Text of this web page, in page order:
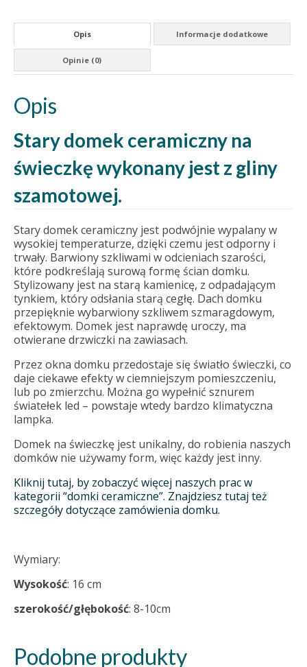
Opis Informacje dodatkowe
Opinie (0)
Opis
Stary domek ceramiczny na
świeczkę wykonany jest z gliny
szamotowej.
Stary domek ceramiczny jest podwójnie wypalany w
wysokiej temperaturze, dzięki czemu jest odporny i
trwały. Barwiony szkliwami w odcieniach szarości,
które podkreślają surową formę ścian domku.
Stylizowany jest na starą kamienicę, z odpadającym
tynkiem, który odsłania starą cegłę. Dach domku
przepięknie wybarwiony szkliwem szmaragdowym,
efektowym. Domek jest naprawdę uroczy, ma
otwierane drzwiczki na zawiasach.
Przez okna domku przedostaje się światło świeczki, co
daje ciekawe efekty w ciemniejszym pomieszczeniu,
lub po zmierzchu. Można go wypełnić sznurem
światełek led – powstaje wtedy bardzo klimatyczna
lampka.
Domek na świeczkę jest unikalny, do robienia naszych
domków nie używamy form, więc każdy jest inny.
Kliknij tutaj, by zobaczyć więcej naszych prac w
kategorii “domki ceramiczne”. Znajdziesz tutaj też
szczegóły dotyczące zamówienia domku.
Wymiary:
Wysokość: 16 cm
szerokość/głębokość: 8-10cm
Podobne produkty